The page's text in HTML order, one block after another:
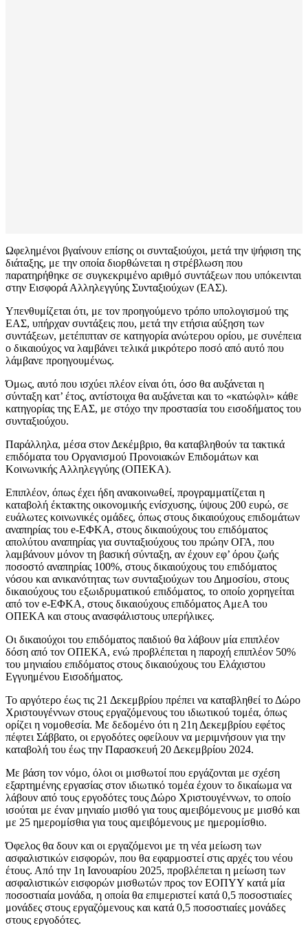
Ωφελημένοι βγαίνουν επίσης οι συνταξιούχοι, μετά την ψήφιση της
διάταξης, με την οποία διορθώνεται η στρέβλωση που
παρατηρήθηκε σε συγκεκριμένο αριθμό συντάξεων που υπόκεινται
στην Εισφορά Αλληλεγγύης Συνταξιούχων (ΕΑΣ).
Υπενθυμίζεται ότι, με τον προηγούμενο τρόπο υπολογισμού της
ΕΑΣ, υπήρχαν συντάξεις που, μετά την ετήσια αύξηση των
συντάξεων, μετέπιπταν σε κατηγορία ανώτερου ορίου, με συνέπεια
ο δικαιούχος να λαμβάνει τελικά μικρότερο ποσό από αυτό που
λάμβανε προηγουμένως.
Όμως, αυτό που ισχύει πλέον είναι ότι, όσο θα αυξάνεται η
σύνταξη κατ’ έτος, αντίστοιχα θα αυξάνεται και το «κατώφλι» κάθε
κατηγορίας της ΕΑΣ, με στόχο την προστασία του εισοδήματος του
συνταξιούχου.
Παράλληλα, μέσα στον Δεκέμβριο, θα καταβληθούν τα τακτικά
επιδόματα του Οργανισμού Προνοιακών Επιδομάτων και
Κοινωνικής Αλληλεγγύης (ΟΠΕΚΑ).
Επιπλέον, όπως έχει ήδη ανακοινωθεί, προγραμματίζεται η
καταβολή έκτακτης οικονομικής ενίσχυσης, ύψους 200 ευρώ, σε
ευάλωτες κοινωνικές ομάδες, όπως στους δικαιούχους επιδομάτων
αναπηρίας του e-ΕΦΚΑ, στους δικαιούχους του επιδόματος
απολύτου αναπηρίας για συνταξιούχους του πρώην ΟΓΑ, που
λαμβάνουν μόνον τη βασική σύνταξη, αν έχουν εφ’ όρου ζωής
ποσοστό αναπηρίας 100%, στους δικαιούχους του επιδόματος
νόσου και ανικανότητας των συνταξιούχων του Δημοσίου, στους
δικαιούχους του εξωιδρυματικού επιδόματος, το οποίο χορηγείται
από τον e-ΕΦΚΑ, στους δικαιούχους επιδόματος ΑμεΑ του
ΟΠΕΚΑ και στους ανασφάλιστους υπερήλικες.
Οι δικαιούχοι του επιδόματος παιδιού θα λάβουν μία επιπλέον
δόση από τον ΟΠΕΚΑ, ενώ προβλέπεται η παροχή επιπλέον 50%
του μηνιαίου επιδόματος στους δικαιούχους του Ελάχιστου
Εγγυημένου Εισοδήματος.
Το αργότερο έως τις 21 Δεκεμβρίου πρέπει να καταβληθεί το Δώρο
Χριστουγέννων στους εργαζόμενους του ιδιωτικού τομέα, όπως
ορίζει η νομοθεσία. Με δεδομένο ότι η 21η Δεκεμβρίου εφέτος
πέφτει Σάββατο, οι εργοδότες οφείλουν να μεριμνήσουν για την
καταβολή του έως την Παρασκευή 20 Δεκεμβρίου 2024.
Με βάση τον νόμο, όλοι οι μισθωτοί που εργάζονται με σχέση
εξαρτημένης εργασίας στον ιδιωτικό τομέα έχουν το δικαίωμα να
λάβουν από τους εργοδότες τους Δώρο Χριστουγέννων, το οποίο
ισούται με έναν μηνιαίο μισθό για τους αμειβόμενους με μισθό και
με 25 ημερομίσθια για τους αμειβόμενους με ημερομίσθιο.
Όφελος θα δουν και οι εργαζόμενοι με τη νέα μείωση των
ασφαλιστικών εισφορών, που θα εφαρμοστεί στις αρχές του νέου
έτους. Από την 1η Ιανουαρίου 2025, προβλέπεται η μείωση των
ασφαλιστικών εισφορών μισθωτών προς τον ΕΟΠΥΥ κατά μία
ποσοστιαία μονάδα, η οποία θα επιμεριστεί κατά 0,5 ποσοστιαίες
μονάδες στους εργαζόμενους και κατά 0,5 ποσοστιαίες μονάδες
στους εργοδότες.